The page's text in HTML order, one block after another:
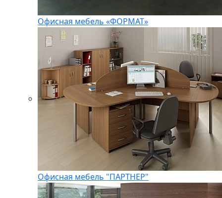
Офисная мебель «ФОРМАТ»
Офисная мебель "ПАРТНЕР"